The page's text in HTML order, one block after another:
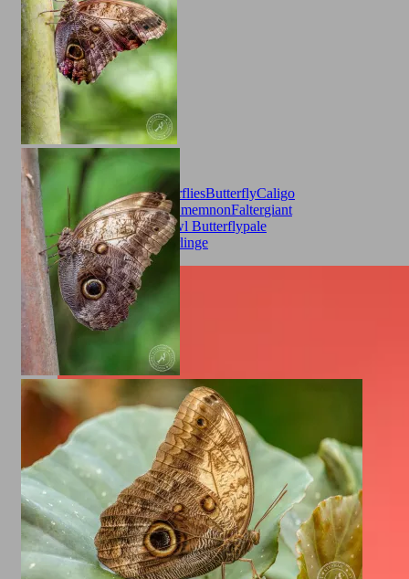
Animals BanaenfalterButterfliesButterflyCaligo
Memnon Caligo telamonius memnonFaltergiant
owlinsectInsectsinsektenOwl Butterflypale
owl SchmetterlingSchmetterlinge